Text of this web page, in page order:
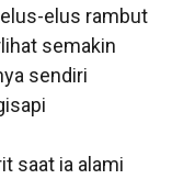
elus rambut
semakin
sendiri
saat ia alami